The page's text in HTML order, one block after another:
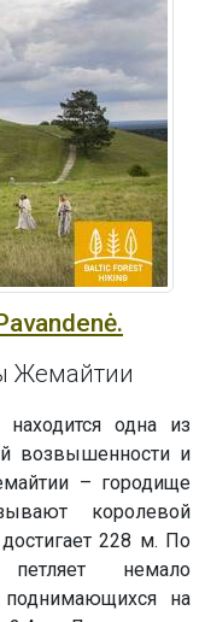
Жемайтии
одна из
возвышенности и
– городище
королевой
228 м. По
немало
на